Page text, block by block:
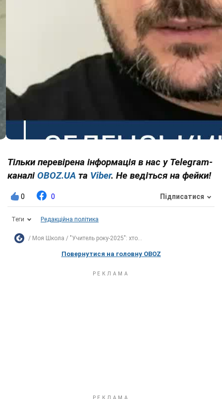
Тільки перевірена інформація в нас у Telegram-
каналі OBOZ.UA та Viber. Не ведіться на фейки!
0 0 Підписатися
Теги Редакційна політика
Моя Школа "Учитель року-2025": хто...
Повернутися на головну OBOZ